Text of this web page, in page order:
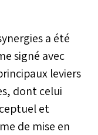
a été
signé avec
leviers
dont celui
et
de mise en